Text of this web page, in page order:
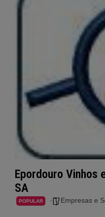
Epordouro Vinhos
SA
POPULAR Empresas e